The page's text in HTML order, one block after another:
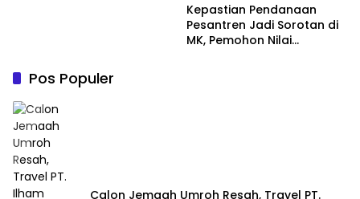
Kepastian Pendanaan
Pesantren Jadi Sorotan di
MK, Pemohon Nilai
Pos Populer
Calon Jemaah Umroh Resah, Travel PT.